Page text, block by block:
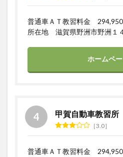
普通車ＡＴ教習料金 294,950
所在地 滋賀県野洲市野洲１
ホームペ
甲賀自動車教習所
3.0
普通車ＡＴ教習料金 294,950